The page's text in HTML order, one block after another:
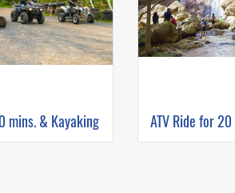
mins. & Kayaking